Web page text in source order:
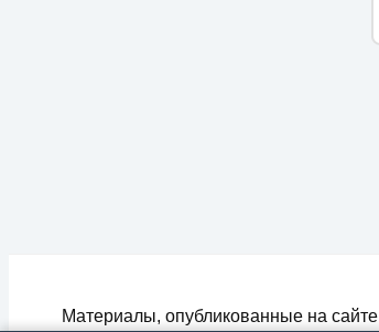
Материалы, опубликованные на сайте